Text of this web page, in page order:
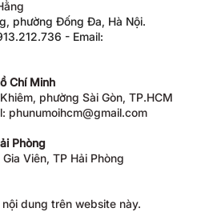
phường Đống Đa, Hà Nội.
- Email:
Chí Minh
phường Sài Gòn, TP.HCM
phunumoihcm@gmail.com
Phòng
Viên, TP Hải Phòng
dung trên website này.